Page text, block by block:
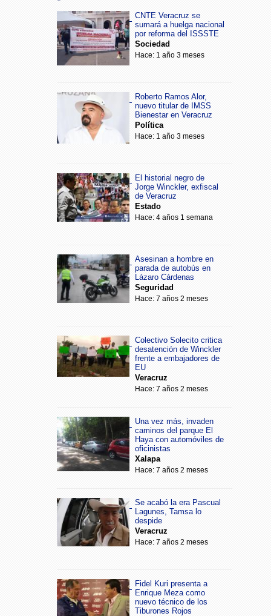
CNTE Veracruz se
sumará a huelga nacional
por reforma del ISSSTE
Sociedad
Hace: 1 año 3 meses
Roberto Ramos Alor,
nuevo titular de IMSS
Bienestar en Veracruz
Política
Hace: 1 año 3 meses
El historial negro de
Jorge Winckler, exfiscal
de Veracruz
Estado
Hace: 4 años 1 semana
Asesinan a hombre en
parada de autobús en
Lázaro Cárdenas
Seguridad
Hace: 7 años 2 meses
Colectivo Solecito critica
desatención de Winckler
frente a embajadores de
EU
Veracruz
Hace: 7 años 2 meses
Una vez más, invaden
caminos del parque El
Haya con automóviles de
oficinistas
Xalapa
Hace: 7 años 2 meses
Se acabó la era Pascual
Lagunes, Tamsa lo
despide
Veracruz
Hace: 7 años 2 meses
Fidel Kuri presenta a
Enrique Meza como
nuevo técnico de los
Tiburones Rojos